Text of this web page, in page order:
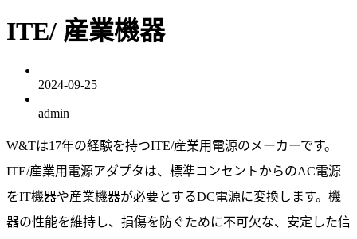
ITE/ 産業機器
2024-09-25
admin
W&Tは17年の経験を持つITE/産業用電源のメーカーです。
ITE/産業用電源アダプタは、標準コンセントからのAC電源
をIT機器や産業機器が必要とするDC電源に変換します。機
器の性能を維持し、損傷を防ぐために不可欠な、安定した信